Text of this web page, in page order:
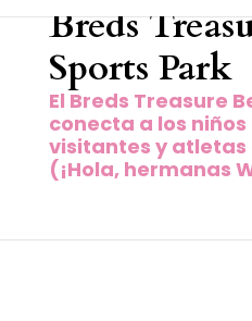
Breds
Sports Park
El Breds Treasure
conecta a los
visitantes y atletas
(¡Hola, hermanas